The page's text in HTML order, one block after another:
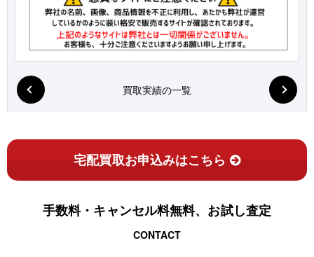
買取実績の一覧
宅配買取お申込みはこちら
手数料・キャンセル料無料、お試し査定
CONTACT